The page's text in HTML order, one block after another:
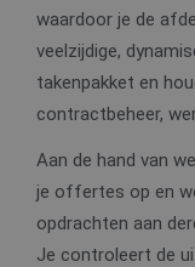
waardoor je de
veelzijdige,
takenpakket en
contractbeheer,
Aan de hand van
je offertes op en
opdrachten aan
Je controleert de